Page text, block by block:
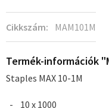
Cikkszám: MAM101M
Termék-információk
Staples MAX 10-1M
10 x 1000